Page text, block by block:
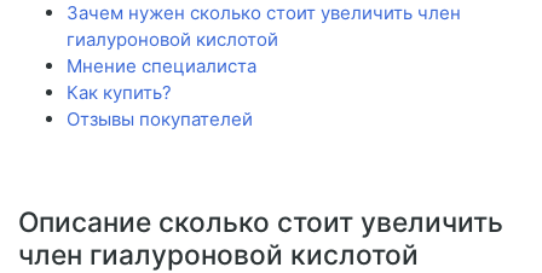
Зачем нужен сколько стоит увеличить член
гиалуроновой кислотой
Мнение специалиста
Как купить?
Отзывы покупателей
Описание сколько стоит увеличить
член гиалуроновой кислотой